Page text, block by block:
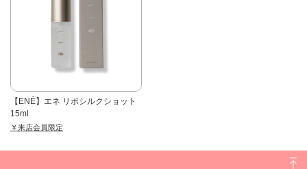
【ENÉ】エネ リポシルクショット
15ml
￥来店会員限定